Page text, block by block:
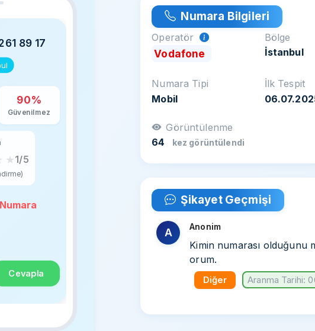
89 17
90%
Güvenilmez
★1/5
Cevapla
Numara Bilgileri
Operatör
Vodafone
Bölge
İstanbul
Numara Tipi
Mobil
İlk Tespit
Görüntülenme
64
kez görüntülendi
Şikayet Geçmişi
A Anonim
Kimin numarası olduğunu
orum.
Diğer Aranma Tarihi: